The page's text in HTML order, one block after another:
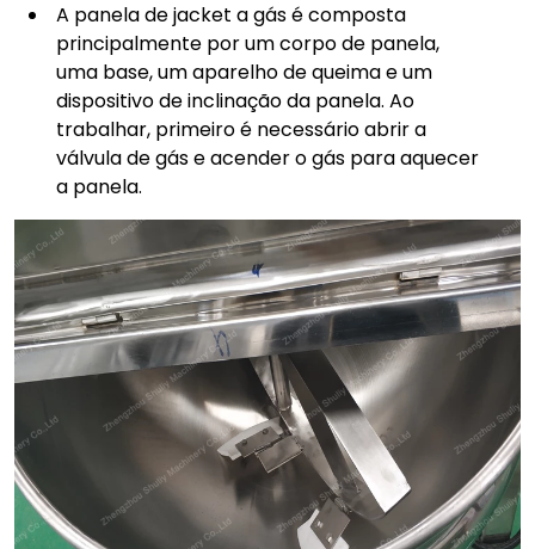
A panela de jacket a gás é composta
principalmente por um corpo de panela,
uma base, um aparelho de queima e um
dispositivo de inclinação da panela. Ao
trabalhar, primeiro é necessário abrir a
válvula de gás e acender o gás para aquecer
a panela.